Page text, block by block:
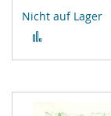
Nicht auf Lager
hinzufügen